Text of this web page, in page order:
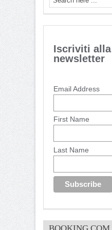
Iscriviti
newsletter
Email Address
First Name
Last Name